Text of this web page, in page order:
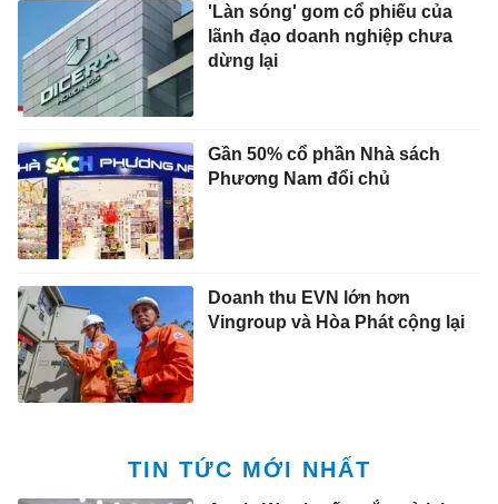
'Làn sóng' gom cổ phiếu của
lãnh đạo doanh nghiệp chưa
dừng lại
Gần 50% cổ phần Nhà sách
Phương Nam đổi chủ
Doanh thu EVN lớn hơn
Vingroup và Hòa Phát cộng lại
TIN TỨC MỚI NHẤT